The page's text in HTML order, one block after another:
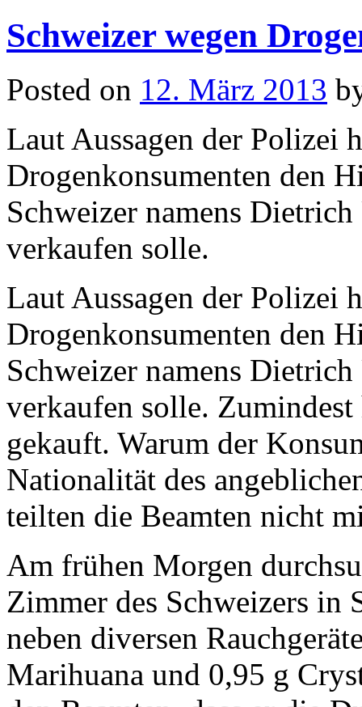
Schweizer wegen
Posted on 12. März 2013
Laut Aussagen der Polizei
Drogenkonsumenten den
Schweizer namens
verkaufen solle.
Laut Aussagen der Polizei
Drogenkonsumenten den
Schweizer namens
verkaufen solle.
gekauft. Warum der
Nationalität des
teilten die Beamten nicht
Am frühen Morgen
Zimmer des Schweizers in
neben diversen
Marihuana und 0,95 g